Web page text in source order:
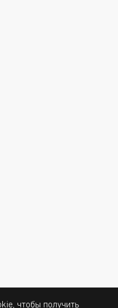
чтобы получить